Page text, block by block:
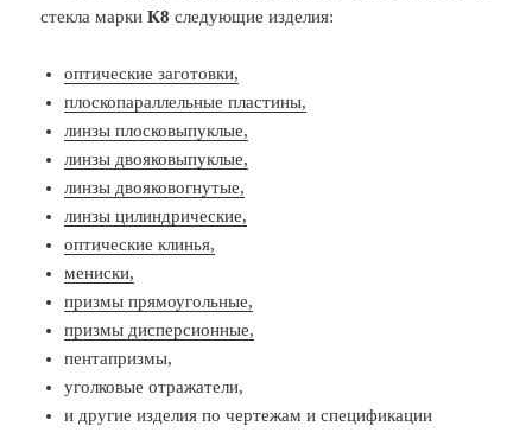
стекла маркиК8 следующие изделия:
оптические заготовки,
плоскопараллельные пластины,
линзы плосковыпуклые,
линзы двояковыпуклые,
линзы двояковогнутые,
линзы цилиндрические,
оптические клинья,
мениски,
призмы прямоугольные,
призмы дисперсионные,
пентапризмы,
уголковые отражатели,
и другие изделия по чертежам и спецификации